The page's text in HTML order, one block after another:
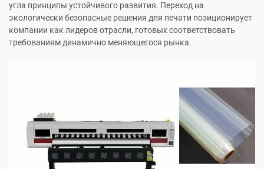
угла принципы устойчивого развития. Переход на
экологически безопасные решения для печати позиционирует
компании как лидеров отрасли, готовых соответствовать
требованиям динамично меняющегося рынка.